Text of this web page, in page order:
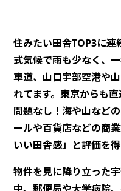
住みたい田舎TOP3に
式気候で雨も少なく、
車道、山口宇部空港や
れてます。東京からも
問題なし！海や山など
ールや百貨店などの商
いい田舎感」と評価を得
物件を見に降り立った